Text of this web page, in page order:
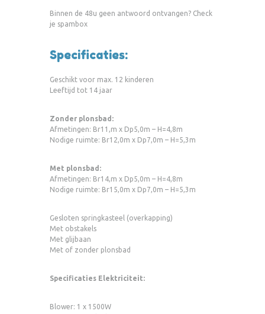
Binnen de 48u geen antwoord ontvangen? Check
je spambox
Specificaties:
Geschikt voor max. 12 kinderen
Leeftijd tot 14 jaar
Zonder plonsbad:
Afmetingen: Br11,m x Dp5,0m – H=4,8m
Nodige ruimte: Br12,0m x Dp7,0m – H=5,3m
Met plonsbad:
Afmetingen: Br14,m x Dp5,0m – H=4,8m
Nodige ruimte: Br15,0m x Dp7,0m – H=5,3m
Gesloten springkasteel (overkapping)
Met obstakels
Met glijbaan
Met of zonder plonsbad
Specificaties Elektriciteit:
Blower: 1 x 1500W